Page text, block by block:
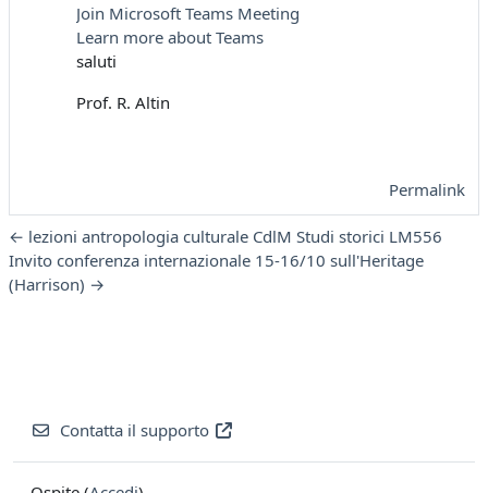
Join Microsoft Teams Meeting
Learn more about Teams
saluti
Prof. R. Altin
Permalink
← lezioni antropologia culturale CdlM Studi storici LM556
Invito conferenza internazionale 15-16/10 sull'Heritage
(Harrison) →
Contatta il supporto